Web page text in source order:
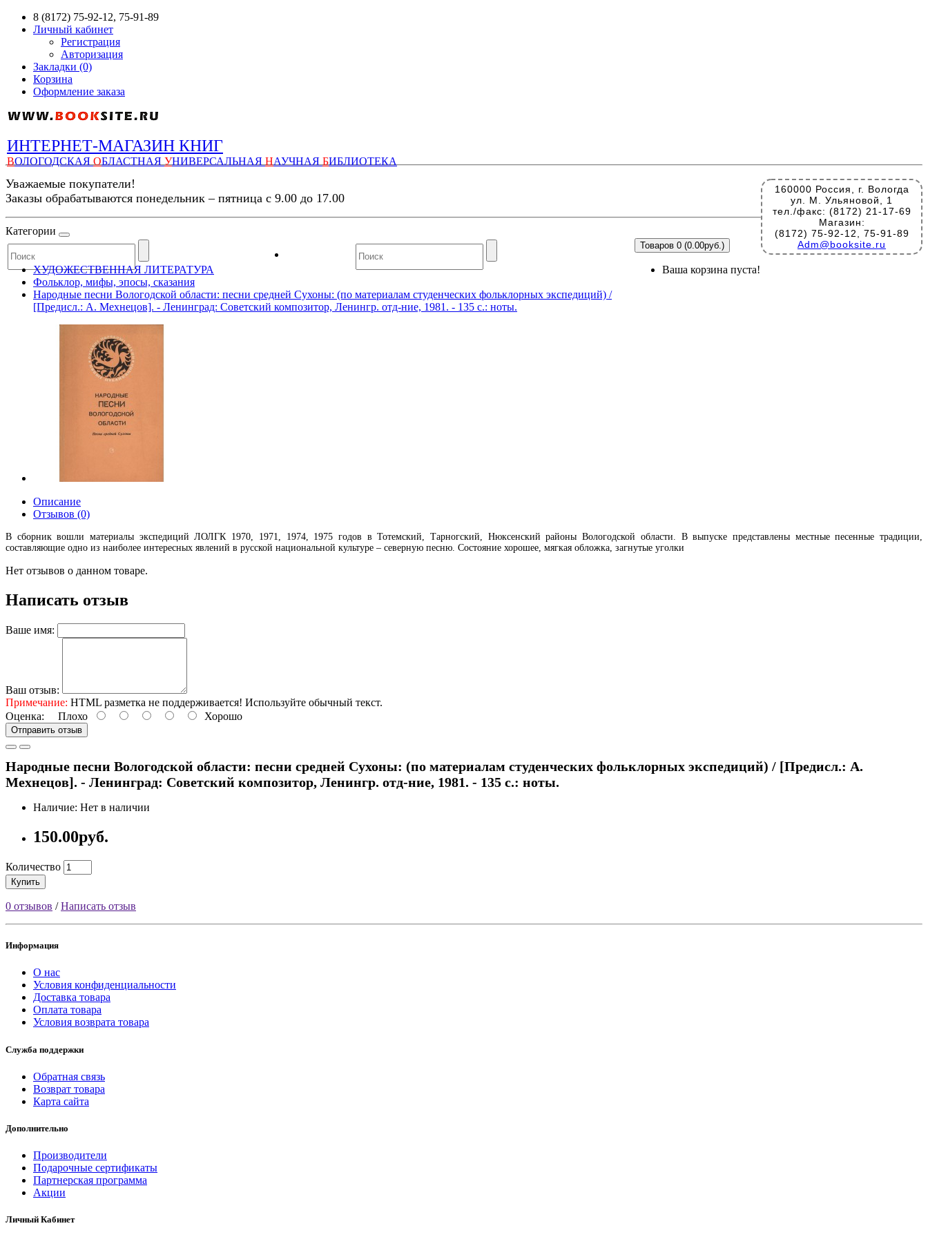
8 (8172) 75-92-12, 75-91-89
Личный кабинет
Регистрация
Авторизация
Закладки (0)
Корзина
Оформление заказа
ИНТЕРНЕТ-МАГАЗИН КНИГ
ВОЛОГОДСКАЯ ОБЛАСТНАЯ УНИВЕРСАЛЬНАЯ НАУЧНАЯ БИБЛИОТЕКА
160000 Россия, г. Вологда
ул. М. Ульяновой, 1
тел./факс: (8172) 21-17-69
Магазин:
(8172) 75-92-12, 75-91-89
Adm@booksite.ru
Уважаемые покупатели!
Заказы обрабатываются понедельник – пятница с 9.00 до 17.00
Категории
Товаров 0 (0.00руб.)
Ваша корзина пуста!
ХУДОЖЕСТВЕННАЯ ЛИТЕРАТУРА
Фольклор, мифы, эпосы, сказания
Народные песни Вологодской области: песни средней Сухоны: (по материалам студенческих фольклорных экспедиций) /
[Предисл.: А. Мехнецов]. - Ленинград: Советский композитор, Ленингр. отд-ние, 1981. - 135 с.: ноты.
Описание
Отзывов (0)
В сборник вошли материалы экспедиций ЛОЛГК 1970, 1971, 1974, 1975 годов в Тотемский, Тарногский, Нюксенский районы Вологодской области. В выпуске представлены местные песенные традиции,
составляющие одно из наиболее интересных явлений в русской национальной культуре – северную песню. Состояние хорошее, мягкая обложка, загнутые уголки
Нет отзывов о данном товаре.
Написать отзыв
Ваше имя:
Ваш отзыв:
Примечание: HTML разметка не поддерживается! Используйте обычный текст.
Оценка: Плохо Хорошо
Отправить отзыв
Народные песни Вологодской области: песни средней Сухоны: (по материалам студенческих фольклорных экспедиций) / [Предисл.: А.
Мехнецов]. - Ленинград: Советский композитор, Ленингр. отд-ние, 1981. - 135 с.: ноты.
Наличие: Нет в наличии
150.00руб.
Количество
Купить
0 отзывов /Написать отзыв
Информация
О нас
Условия конфиденциальности
Доставка товара
Оплата товара
Условия возврата товара
Служба поддержки
Обратная связь
Возврат товара
Карта сайта
Дополнительно
Производители
Подарочные сертификаты
Партнерская программа
Акции
Личный Кабинет